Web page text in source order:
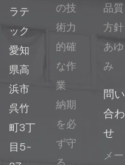
ラテ
ック
愛知
県高
浜市
呉竹
町3丁
目5-
の技
術力
的確
な作
業
納期
を必
ず守
る
品質
方針
あゆ
み
問い
合わ
せ
メー